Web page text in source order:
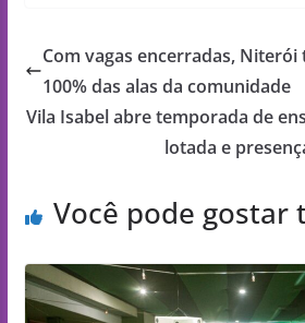
Com vagas encerradas,
100% das alas da comunidade
Vila Isabel abre temporada de
lotada e
Você pode gostar